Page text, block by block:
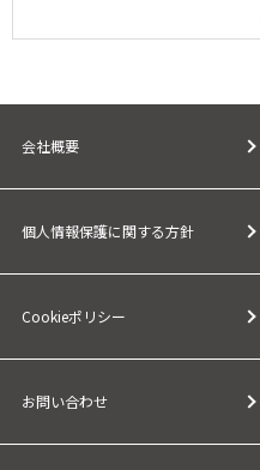
会社概要
個人情報保護に関する方針
Cookieポリシー
お問い合わせ